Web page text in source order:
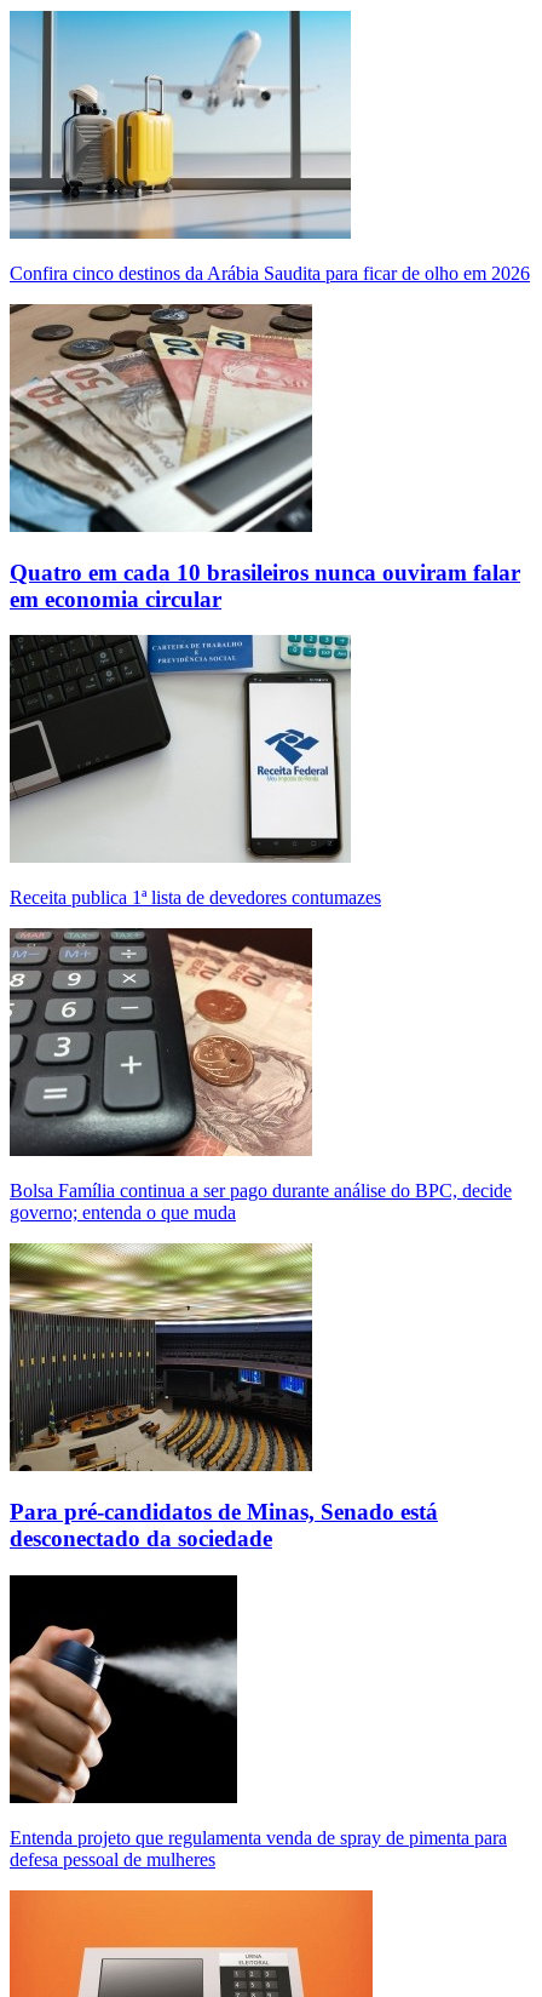
Confira cinco destinos da Arábia Saudita para ficar de olho em 2026
Quatro em cada 10 brasileiros nunca ouviram falar
em economia circular
Receita publica 1ª lista de devedores contumazes
Bolsa Família continua a ser pago durante análise do BPC, decide
governo; entenda o que muda
Para pré-candidatos de Minas, Senado está
desconectado da sociedade
Entenda projeto que regulamenta venda de spray de pimenta para
defesa pessoal de mulheres